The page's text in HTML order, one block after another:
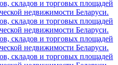
складов и торговых площадей
недвижимости Беларуси.
складов и торговых площадей
недвижимости Беларуси.
складов и торговых площадей
недвижимости Беларуси.
складов и торговых площадей